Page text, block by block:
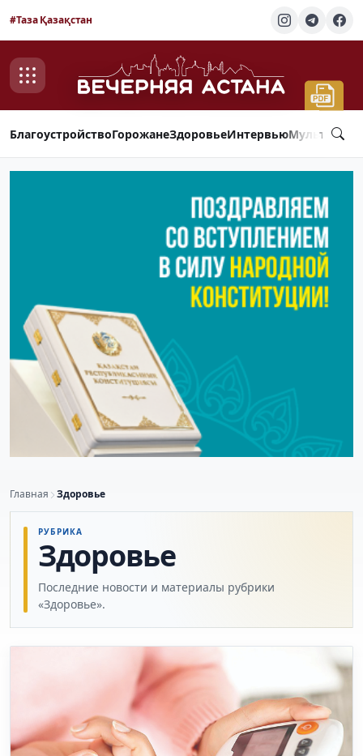
#Таза Қазақстан
БлагоустройствоГорожанеЗдоровьеИнтервью
Главная Здоровье
РУБРИКА
Здоровье
Последние новости и материалы рубрики
«Здоровье».